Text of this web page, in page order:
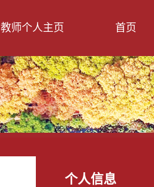
教师个人主页 首页
个人信息